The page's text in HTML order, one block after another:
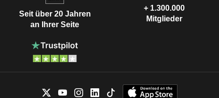
Seit über 20 Jahren
an Ihrer Seite
+ 1.300.000
Mitglieder